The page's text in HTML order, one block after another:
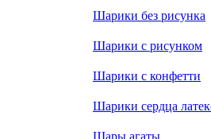
Шарики без рисунка
Шарики с рисунком
Шарики с конфетти
Шарики сердца
Шары агаты